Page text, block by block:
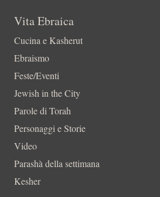
Vita Ebraica
Cucina e Kasherut
Ebraismo
Feste/Eventi
Jewish in the City
Parole di Torah
Personaggi e Storie
Video
Parashà della settimana
Kesher